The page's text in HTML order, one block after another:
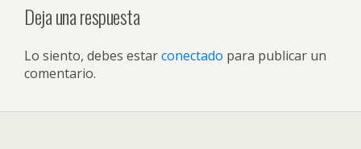
Deja una respuesta
Lo siento, debes estarconectado para publicar un
comentario.